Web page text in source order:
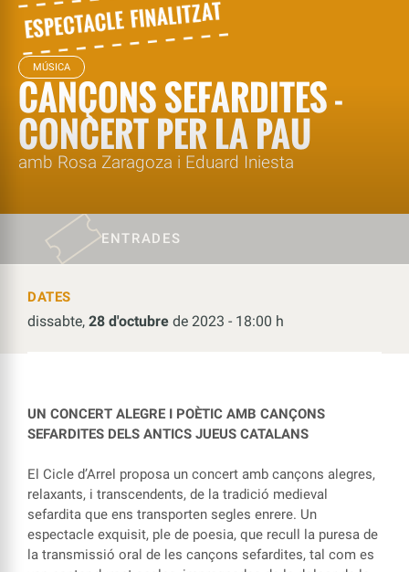
MÚSICA
CANÇONS SEFARDITES -
CONCERT PER LA PAU
amb Rosa Zaragoza i Eduard Iniesta
ENTRADES
DATES
dissabte, 28 d'octubre de 2023 - 18:00 h
UN CONCERT ALEGRE I POÈTIC AMB CANÇONS
SEFARDITES DELS ANTICS JUEUS CATALANS
El Cicle d’Arrel proposa un concert amb cançons alegres,
relaxants, i transcendents, de la tradició medieval
sefardita que ens transporten segles enrere. Un
espectacle exquisit, ple de poesia, que recull la puresa de
la transmissió oral de les cançons sefardites, tal com es